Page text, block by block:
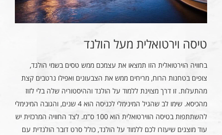
טיסה וירטואלית מעל הולנד
בחוויה הוירטואלית הזו תמצאו את עצמכם ממש טסים בשמי הולנד,
צופים בטחנות הרוח, מריחים ממש את הצבעונים ואפילו נרטבים קצת
מהתעלות. זו דרך מצוינת ללמוד על הולנד וההיסטוריה שלה בלי לזוז
מהכיסא. שימו לב שהגיל המינימלי לכניסה הוא 4 שנים, והגובה המינימלי
להשתתפות בטיסה הווירטואלית הוא 100 ס"מ. לצד החוויה המרכזית יש
עוד מוצגים שיעזרו לכם ללמוד על הולנד, כולל סרט דובר הולנדית עם